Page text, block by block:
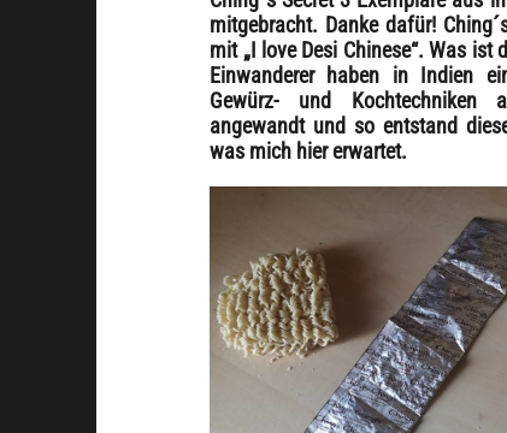
mitgebracht. Danke dafür!
mit „I love Desi Chinese“. Was ist
Einwanderer haben in Indien
Gewürz- und Kochtechniken
angewandt und so entstand
was mich hier erwartet.